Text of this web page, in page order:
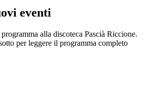
eventi
alla discoteca Pascià Riccione.
per leggere il programma completo